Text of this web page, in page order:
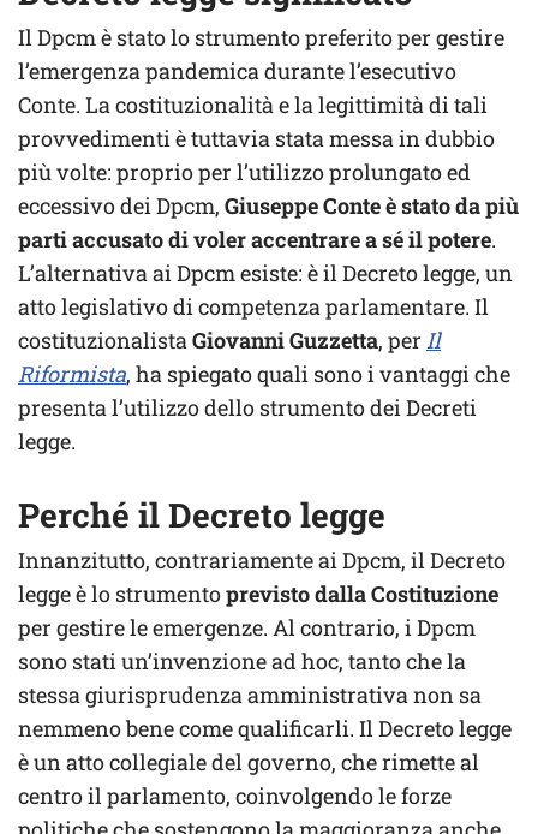
Il Dpcm è stato lo strumento preferito per gestire
l’emergenza pandemica durante l’esecutivo
Conte. La costituzionalità e la legittimità di tali
provvedimenti è tuttavia stata messa in dubbio
più volte: proprio per l’utilizzo prolungato ed
eccessivo dei Dpcm, Giuseppe Conte è stato da più
parti accusato di voler accentrare a sé il potere.
L’alternativa ai Dpcm esiste: è il Decreto legge, un
atto legislativo di competenza parlamentare. Il
costituzionalistaGiovanni Guzzetta, per Il
Riformista, ha spiegato quali sono i vantaggi che
presenta l’utilizzo dello strumento dei Decreti
legge.
Perché il Decreto legge
Innanzitutto, contrariamente ai Dpcm, il Decreto
legge è lo strumentoprevisto dalla Costituzione
per gestire le emergenze. Al contrario, i Dpcm
sono stati un’invenzione ad hoc, tanto che la
stessa giurisprudenza amministrativa non sa
nemmeno bene come qualificarli. Il Decreto legge
è un atto collegiale del governo, che rimette al
centro il parlamento, coinvolgendo le forze